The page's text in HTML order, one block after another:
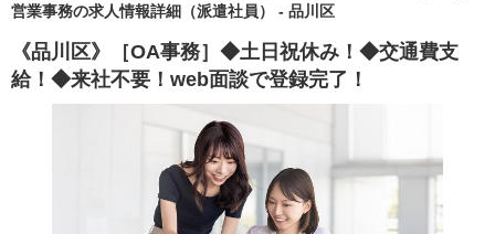
営業事務の求人情報詳細（派遣社員） - 品川区
《品川区》［OA事務］◆土日祝休み！◆交通費支
給！◆来社不要！web面談で登録完了！